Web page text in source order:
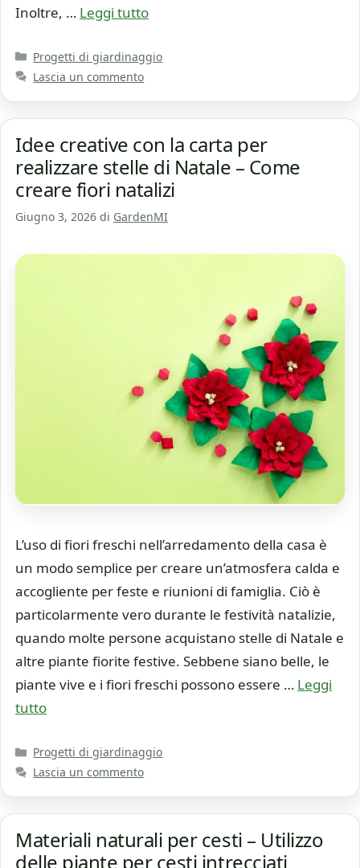
Inoltre, … Leggi tutto
Categorie
Progetti di giardinaggio
Lascia un commento
Idee creative con la carta per
realizzare stelle di Natale – Come
creare fiori natalizi
Giugno 3, 2026 di GardenMI
L’uso di fiori freschi nell’arredamento della casa è
un modo semplice per creare un’atmosfera calda e
accogliente per feste e riunioni di famiglia. Ciò è
particolarmente vero durante le festività natalizie,
quando molte persone acquistano stelle di Natale e
altre piante fiorite festive. Sebbene siano belle, le
piante vive e i fiori freschi possono essere … Leggi
tutto
Categorie
Progetti di giardinaggio
Lascia un commento
Materiali naturali per cesti – Utilizzo
delle piante per cesti intrecciati